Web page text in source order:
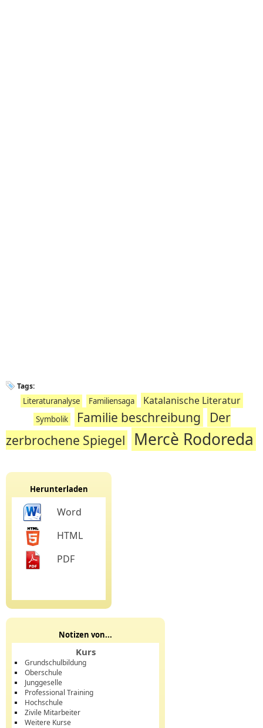
Tags:
Literaturanalyse Familiensaga Katalanische Literatur
Symbolik Familie beschreibung
Der
zerbrochene Spiegel
Mercè Rodoreda
Herunterladen
Word
HTML
PDF
Notizen von...
Kurs
Grundschulbildung
Oberschule
Junggeselle
Professional Training
Hochschule
Zivile Mitarbeiter
Weitere Kurse